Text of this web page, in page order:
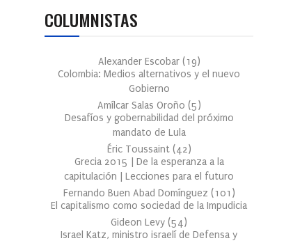
COLUMNISTAS
Alexander Escobar (19)
Colombia: Medios alternativos y el nuevo
Gobierno
Amílcar Salas Oroño (5)
Desafíos y gobernabilidad del próximo
mandato de Lula
Éric Toussaint (42)
Grecia 2015 | De la esperanza a la
capitulación | Lecciones para el futuro
Fernando Buen Abad Domínguez (101 )
El capitalismo como sociedad de la Impudicia
Gideon Levy (54)
Israel Katz, ministro israelí de Defensa y